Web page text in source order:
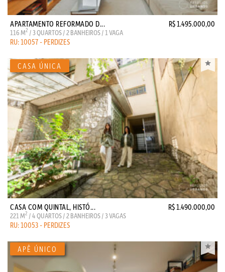
APARTAMENTO REFORMADO D... R$ 1.495.000,00
116 M2 / 3 QUARTOS / 2 BANHEIROS / 1 VAGA
RU: 10057 - PERDIZES
CASA COM QUINTAL, HISTÓ... R$ 1.490.000,00
221 M2 / 4 QUARTOS / 2 BANHEIROS / 3 VAGAS
RU: 10053 - PERDIZES